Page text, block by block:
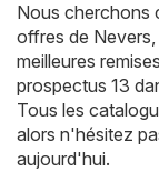
Nous cherchons
offres de
meilleures
prospectus 13
Tous les
alors n'hésitez
aujourd'hui.